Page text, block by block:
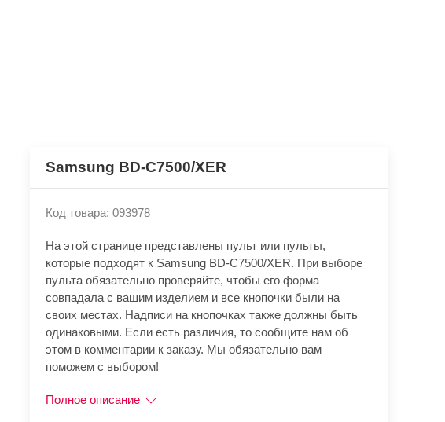
Samsung BD-C7500/XER
Код товара: 093978
На этой странице представлены пульт или пульты,
которые подходят к Samsung BD-C7500/XER. При выборе
пульта обязательно проверяйте, чтобы его форма
совпадала с вашим изделием и все кнопочки были на
своих местах. Надписи на кнопочках также должны быть
одинаковыми. Если есть различия, то сообщите нам об
этом в комментарии к заказу. Мы обязательно вам
поможем с выбором!
Полное описание